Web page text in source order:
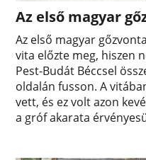
Az első magyar
Az első magyar
vita előzte meg, hiszen
Pest-Budát Béccsel
oldalán fusson. A
vett, és ez volt azon
a gróf akarata